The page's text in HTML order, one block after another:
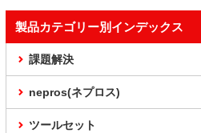
製品カテゴリー別インデックス
課題解決
nepros(ネプロス)
ツールセット